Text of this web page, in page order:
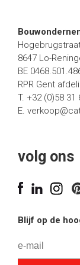
8647 Lo-
BE
RPR Gent
T. +32 (0)58 31
E.
volg ons
Blijf op de